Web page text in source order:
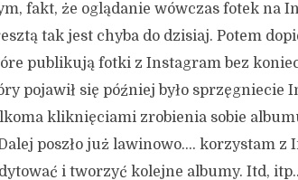
fakt, że oglądanie wówczas fotek na
tak jest chyba do dzisiaj. Potem
publikują fotki z Instagram bez
pojawił się później było
kliknięciami zrobienia sobie
poszło już lawinowo…. korzystam
i tworzyć kolejne albumy. Itd,